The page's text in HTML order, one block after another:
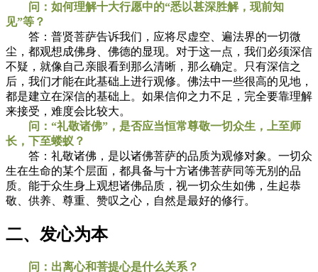
问：如何理解十大行愿中的“悉以甚深胜解，现前知
见”等？
答：普贤菩萨告诉我们，应将尽虚空、遍法界的一切微
尘，都观想成佛身、佛德的显现。对于这一点，我们必须深信
不疑，就像自己亲眼看到那么清晰，那么确定。只有深信之
后，我们才能在此基础上进行观修。佛法中一些很高的见地，
都是建立在深信的基础上。如果信仰之力不足，完全要靠理解
来接受，难度会比较大。
问：“礼敬诸佛”，是否应当恒常尊敬一切众生，上至师
长，下至蝼蚁？
答：礼敬诸佛，是以诸佛菩萨的品质为观修对象。一切众
生在生命的某个层面，都具备与十方诸佛菩萨同等无别的品
质。能于众生身上观想诸佛品质，视一切众生如佛，生起恭
敬、供养、尊重、赞叹之心，自然是最好的修行。
二、发心为本
问：出离心和菩提心是什么关系？